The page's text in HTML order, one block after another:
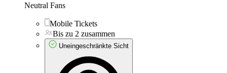
Neutral Fans
Mobile Tickets
Bis zu 2 zusammen
Uneingeschränkte Sicht